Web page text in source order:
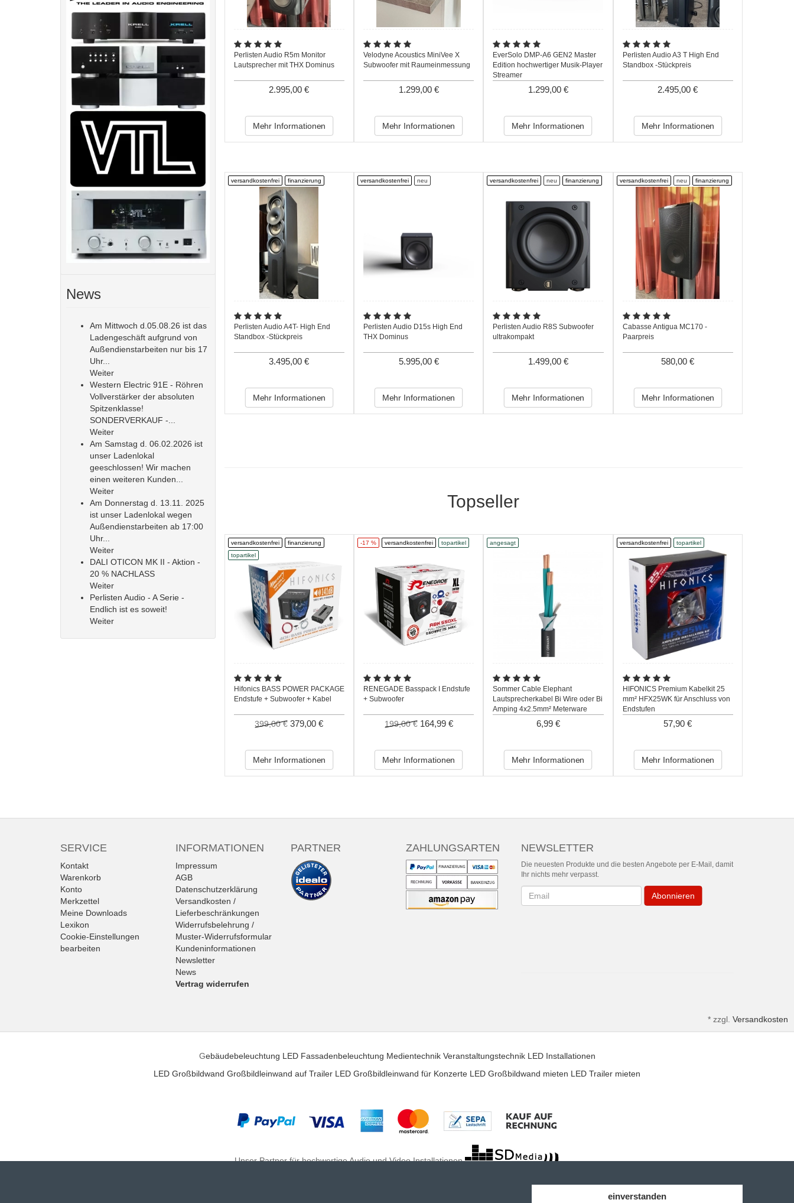
News
Am Mittwoch d.05.08.26 ist das
Ladengeschäft aufgrund von
Außendienstarbeiten nur bis 17
Uhr...
Weiter
Western Electric 91E - Röhren
Vollverstärker der absoluten
Spitzenklasse!
SONDERVERKAUF -...
Weiter
Am Samstag d. 06.02.2026 ist
unser Ladenlokal
geeschlossen! Wir machen
einen weiteren Kunden...
Weiter
Am Donnerstag d. 13.11. 2025
ist unser Ladenlokal wegen
Außendienstarbeiten ab 17:00
Uhr...
Weiter
DALI OTICON MK II - Aktion -
20 % NACHLASS
Weiter
Perlisten Audio - A Serie -
Endlich ist es soweit!
Weiter
Perlisten Audio R5m Monitor
Lautsprecher mit THX Dominus
2.995,00 €
Mehr Informationen
Velodyne Acoustics MiniVee X
Subwoofer mit Raumeinmessung
1.299,00 €
Mehr Informationen
EverSolo DMP-A6 GEN2 Master
Edition hochwertiger Musik-Player
Streamer
1.299,00 €
Mehr Informationen
Perlisten Audio A3 T High End
Standbox -Stückpreis
2.495,00 €
Mehr Informationen
versandkostenfrei finanzierung
Perlisten Audio A4T- High End
Standbox -Stückpreis
3.495,00 €
Mehr Informationen
versandkostenfrei neu
Perlisten Audio D15s High End
THX Dominus
5.995,00 €
Mehr Informationen
versandkostenfrei neu finanzierung
Perlisten Audio R8S Subwoofer
ultrakompakt
1.499,00 €
Mehr Informationen
versandkostenfrei neu finanzierung
Cabasse Antigua MC170 -
Paarpreis
580,00 €
Mehr Informationen
Topseller
versandkostenfrei
finanzierung
topartikel
Hifonics BASS POWER PACKAGE
Endstufe + Subwoofer + Kabel
399,00 € 379,00 €
Mehr Informationen
-17 % versandkostenfrei topartikel
RENEGADE Basspack I Endstufe
+ Subwoofer
199,00 € 164,99 €
Mehr Informationen
angesagt
Sommer Cable Elephant
Lautsprecherkabel Bi Wire oder Bi
Amping 4x2.5mm² Meterware
6,99 €
Mehr Informationen
versandkostenfrei topartikel
HIFONICS Premium Kabelkit 25
mm² HFX25WK für Anschluss von
Endstufen
57,90 €
Mehr Informationen
SERVICE
Kontakt
Warenkorb
Konto
Merkzettel
Meine Downloads
Lexikon
Cookie-Einstellungen
bearbeiten
INFORMATIONEN
Impressum
AGB
Datenschutzerklärung
Versandkosten /
Lieferbeschränkungen
Widerrufsbelehrung /
Muster-Widerrufsformular
Kundeninformationen
Newsletter
News
Vertrag widerrufen
PARTNER ZAHLUNGSARTEN NEWSLETTER
Die neuesten Produkte und die besten Angebote per E-Mail, damit
Ihr nichts mehr verpasst.
Newsletter Abonnieren
* zzgl. Versandkosten
Gebäudebeleuchtung LED Fassadenbeleuchtung Medientechnik Veranstaltungstechnik LED Installationen
LED Großbildwand Großbildleinwand auf Trailer LED Großbildleinwand für Konzerte LED Großbildwand mieten LED Trailer mieten
Unser Partner für hochwertige Audio und Video Installationen
einverstanden